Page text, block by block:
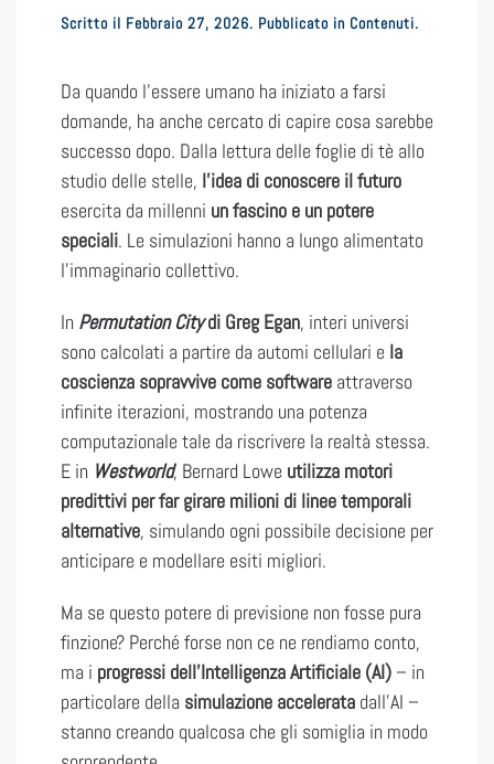
Scritto il Febbraio 27, 2026. Pubblicato in Contenuti.
Da quando l’essere umano ha iniziato a farsi
domande, ha anche cercato di capire cosa sarebbe
successo dopo. Dalla lettura delle foglie di tè allo
studio delle stelle, l’idea di conoscere il futuro
esercita da millenni un fascino e un potere
speciali. Le simulazioni hanno a lungo alimentato
l’immaginario collettivo.
In Permutation Citydi Greg Egan, interi universi
sono calcolati a partire da automi cellulari e la
coscienza sopravvive come software attraverso
infinite iterazioni, mostrando una potenza
computazionale tale da riscrivere la realtà stessa.
E in Westworld, Bernard Lowe utilizza motori
predittivi per far girare milioni di linee temporali
alternative, simulando ogni possibile decisione per
anticipare e modellare esiti migliori.
Ma se questo potere di previsione non fosse pura
finzione? Perché forse non ce ne rendiamo conto,
ma i progressi dell’Intelligenza Artificiale (AI) – in
particolare della simulazione accelerata dall’AI –
stanno creando qualcosa che gli somiglia in modo